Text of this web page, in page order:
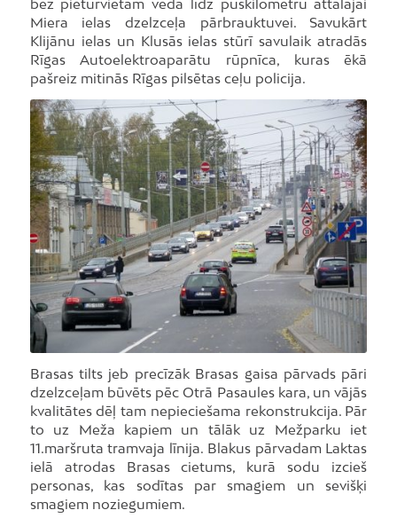
bez pieturvietām veda līdz puskilometru attālajai
Miera ielas dzelzceļa pārbrauktuvei. Savukārt
Klijānu ielas un Klusās ielas stūrī savulaik atradās
Rīgas Autoelektroaparātu rūpnīca, kuras ēkā
pašreiz mitinās Rīgas pilsētas ceļu policija.
Foto: Olgerts V (wikimedia.org)
Brasas tilts jeb precīzāk Brasas gaisa pārvads pāri
dzelzceļam būvēts pēc Otrā Pasaules kara, un vājās
kvalitātes dēļ tam nepieciešama rekonstrukcija. Pār
to uz Meža kapiem un tālāk uz Mežparku iet
11.maršruta tramvaja līnija. Blakus pārvadam Laktas
ielā atrodas Brasas cietums, kurā sodu izcieš
personas, kas sodītas par smagiem un sevišķi
smagiem noziegumiem.